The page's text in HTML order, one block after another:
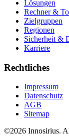
Lösungen
Rechner &
Zielgruppen
Regionen
Sicherheit &
Karriere
Rechtliches
Impressum
Datenschutz
AGB
Sitemap
©2026 Innosirius.